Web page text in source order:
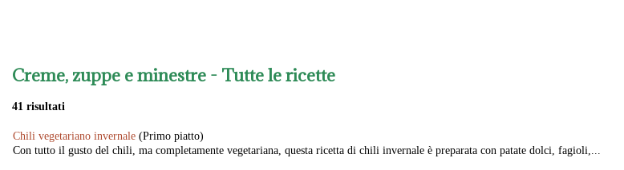
Creme, zuppe e minestre - Tutte le ricette
41 risultati
Chili vegetariano invernale (Primo piatto)
Con tutto il gusto del chili, ma completamente vegetariana, questa ricetta di chili invernale è preparata con patate dolci, fagioli,...